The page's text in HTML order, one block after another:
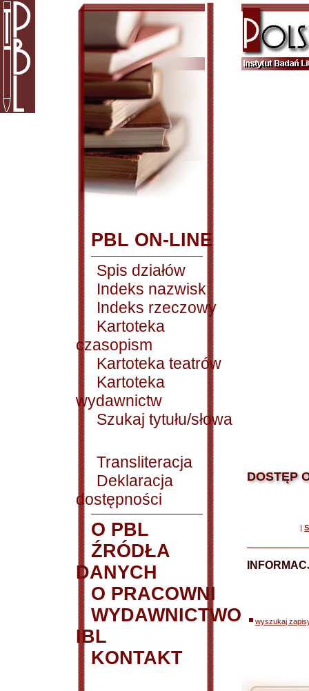
PBL ON-LINE
Spis działów
Indeks nazwisk
Indeks rzeczowy
Kartoteka
czasopism
Kartoteka teatrów
Kartoteka
wydawnictw
Szukaj tytułu/słowa
Transliteracja
Deklaracja
dostępności
O PBL
ŹRÓDŁA
DANYCH
O PRACOWNI
WYDAWNICTWO
IBL
KONTAKT
DOSTĘP
|
wyszukaj